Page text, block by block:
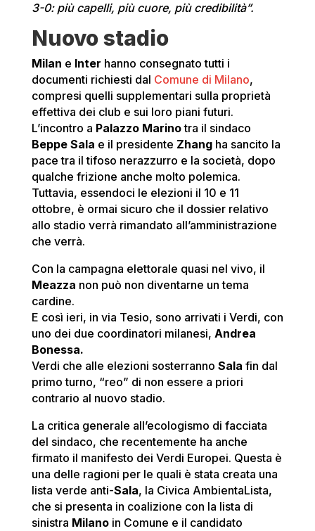
3-0: più capelli, più cuore, più credibilità”.
Nuovo stadio
Milan e Inter hanno consegnato tutti i
documenti richiesti dal Comune di Milano,
compresi quelli supplementari sulla proprietà
effettiva dei club e sui loro piani futuri.
L’incontro a Palazzo Marinotra il sindaco
Beppe Sala e il presidente Zhangha sancito la
pace tra il tifoso nerazzurro e la società, dopo
qualche frizione anche molto polemica.
Tuttavia, essendoci le elezioni il 10 e 11
ottobre, è ormai sicuro che il dossier relativo
allo stadio verrà rimandato all’amministrazione
che verrà.
Con la campagna elettorale quasi nel vivo, il
Meazza non può non diventarne un tema
cardine.
E così ieri, in via Tesio, sono arrivati i Verdi, con
uno dei due coordinatori milanesi, Andrea
Bonessa.
Verdi che alle elezioni sosterranno Sala fin dal
primo turno, “reo” di non essere a priori
contrario al nuovo stadio.
La critica generale all’ecologismo di facciata
del sindaco, che recentemente ha anche
firmato il manifesto dei Verdi Europei. Questa è
una delle ragioni per le quali è stata creata una
lista verde anti-Sala, la Civica AmbientaLista,
che si presenta in coalizione con la lista di
sinistra Milanoin Comune e il candidato